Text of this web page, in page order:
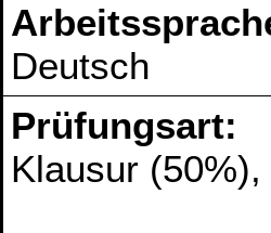
Deutsch
Prüfungsart:
Klausur